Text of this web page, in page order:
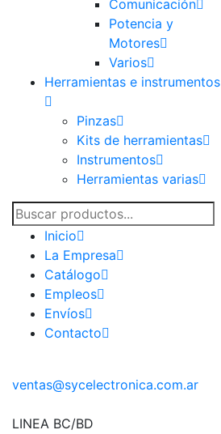
Comunicación
Potencia y
Motores
Varios
Herramientas e instrumentos
Pinzas
Kits de herramientas
Instrumentos
Herramientas varias
Inicio
La Empresa
Catálogo
Empleos
Envíos
Contacto
ventas@sycelectronica.com.ar
LINEA BC/BD